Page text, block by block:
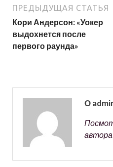
ПРЕДЫДУЩАЯ СТАТЬЯ
Кори Андерсон: «Уокер
выдохнется после
первого раунда»
О